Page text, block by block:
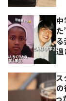
る
過
ス
の
っ